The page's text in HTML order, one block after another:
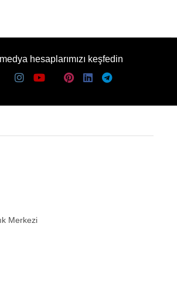
hesaplarımızı keşfedin
Merkezi